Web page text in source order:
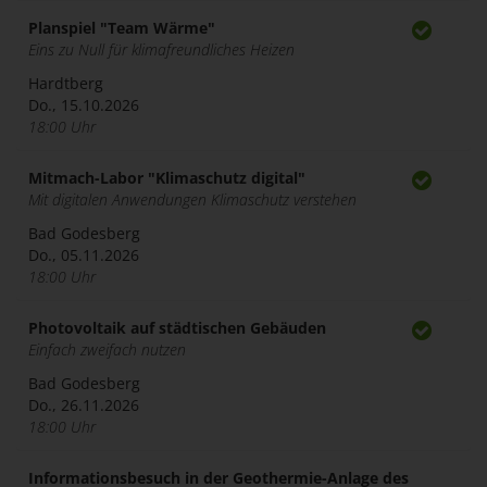
Planspiel "Team Wärme"
Eins zu Null für klimafreundliches Heizen
Hardtberg
Do., 15.10.2026
18:00 Uhr
Mitmach-Labor "Klimaschutz digital"
Mit digitalen Anwendungen Klimaschutz verstehen
Bad Godesberg
Do., 05.11.2026
18:00 Uhr
Photovoltaik auf städtischen Gebäuden
Einfach zweifach nutzen
Bad Godesberg
Do., 26.11.2026
18:00 Uhr
Informationsbesuch in der Geothermie-Anlage des